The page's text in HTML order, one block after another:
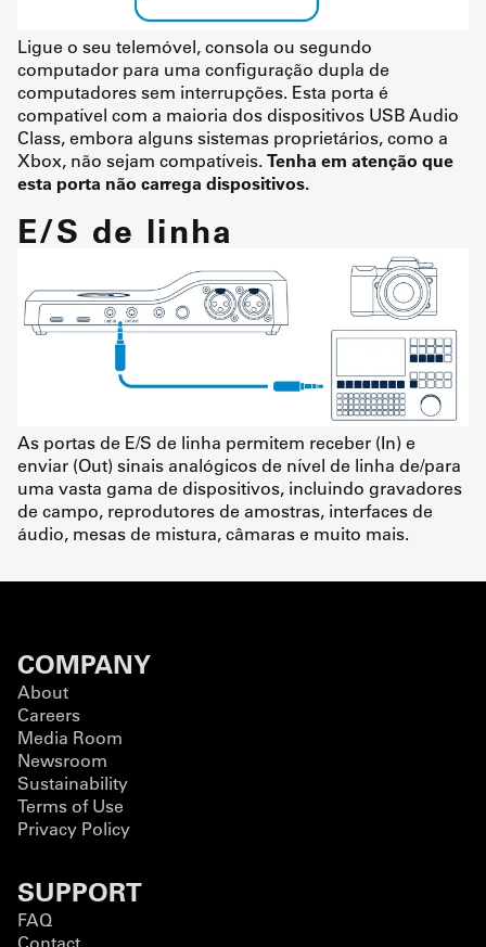
Ligue o seu telemóvel, consola ou segundo
computador para uma configuração dupla de
computadores sem interrupções. Esta porta é
compatível com a maioria dos dispositivos USB Audio
Class, embora alguns sistemas proprietários, como a
Xbox, não sejam compatíveis. Tenha em atenção que
esta porta não carrega dispositivos.
E/S de linha
As portas de E/S de linha permitem receber (In) e
enviar (Out) sinais analógicos de nível de linha de/para
uma vasta gama de dispositivos, incluindo gravadores
de campo, reprodutores de amostras, interfaces de
áudio, mesas de mistura, câmaras e muito mais.
COMPANY
About
Careers
Media Room
Newsroom
Sustainability
Terms of Use
Privacy Policy
SUPPORT
FAQ